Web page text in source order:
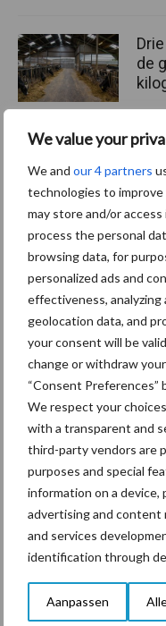
We value your
We and our 4 partners
technologies to
may store and/or
process the personal
browsing data, for
personalized ads and
effectiveness,
geolocation data, and
your consent will be
change or withdraw
“Consent
We respect your
with a transparent and
third-party vendors are
purposes and special
information on a device,
advertising and content
and services
identification through
Aanpassen
de
Themapagina's
Diergezondheid
Bedrijfsnieuws